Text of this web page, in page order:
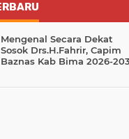
Mengenal Secara Dekat
Sosok Drs.H.Fahrir, Capim
Baznas Kab Bima 2026-